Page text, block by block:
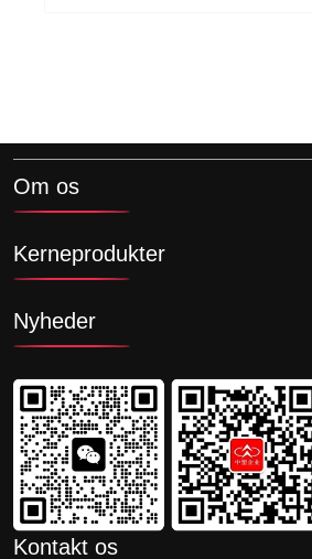
Om os
Kerneprodukter
Nyheder
Kontakt os